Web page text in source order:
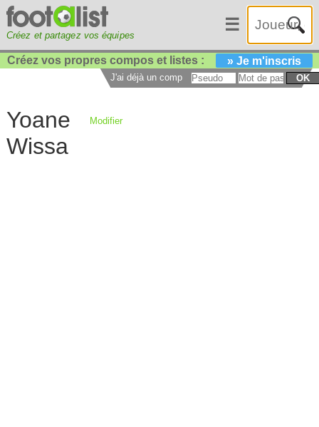
Créez et partagez vos équipes
☰
Créez vos propres compos et listes : » Je m'inscris
J'ai déjà un compte : OK
Yoane
Wissa
Modifier